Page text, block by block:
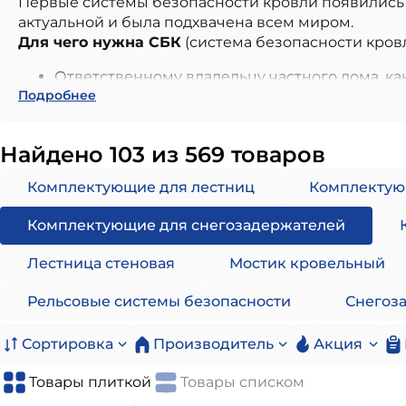
актуальной и была подхвачена всем миром.
Для чего нужна СБК (система безопасности
Ответственному владельцу частного дома,
водостоки и кровлю от листвы, мусора.
Система безопасности кровли
— это
начиная от момента восхождения на кровлю
в период зимы, оградив жизнь и имущество
Стеновые лестницы
— это лестница, которая
Кровельные лестницы— это лестница, которая
Переходные мостики— это платформа, как
параллельно ее кромке. Платформа имеет
Кровельные ограждения, они же перила,
дополнительно к снегозадержателям.
Подробнее
Найдено 103 из 569 товаров
Комплектующие для лестниц
Комплектующие для снегозадержателей
Лестница стеновая Мостик кровельный
Рельсовые системы безопасности
Сортировка Производитель Акция
Товары плиткой Товары списком